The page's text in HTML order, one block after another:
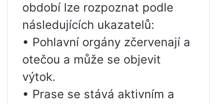
období lze rozpoznat podle
následujících ukazatelů:
• Pohlavní orgány zčervenají a
otečou a může se objevit
výtok.
• Prase se stává aktivním a